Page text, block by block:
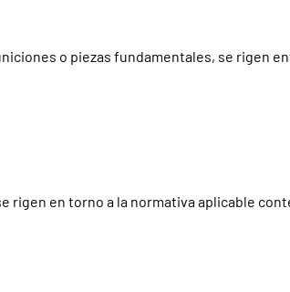
o piezas fundamentales, se rigen
rigen en torno a la normativa aplicable